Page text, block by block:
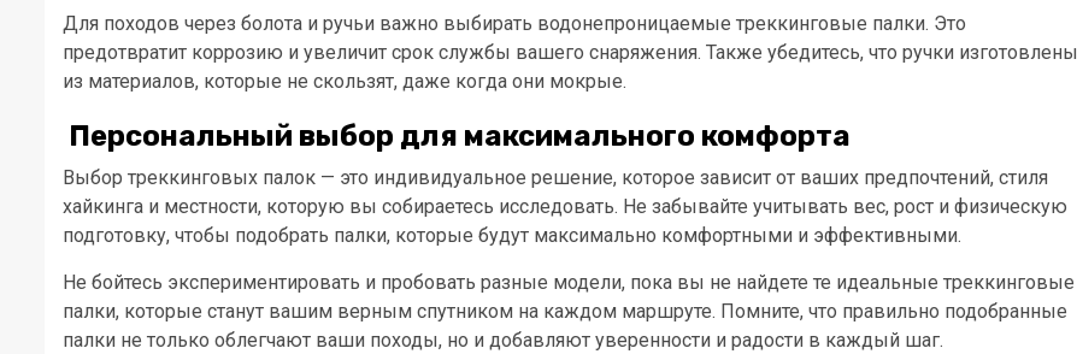
Для походов через болота и ручьи важно выбирать водонепроницаемые треккинговые палки. Это
предотвратит коррозию и увеличит срок службы вашего снаряжения. Также убедитесь, что ручки изготовлены
из материалов, которые не скользят, даже когда они мокрые.
Персональный выбор для максимального комфорта
Выбор треккинговых палок — это индивидуальное решение, которое зависит от ваших предпочтений, стиля
хайкинга и местности, которую вы собираетесь исследовать. Не забывайте учитывать вес, рост и физическую
подготовку, чтобы подобрать палки, которые будут максимально комфортными и эффективными.
Не бойтесь экспериментировать и пробовать разные модели, пока вы не найдете те идеальные треккинговые
палки, которые станут вашим верным спутником на каждом маршруте. Помните, что правильно подобранные
палки не только облегчают ваши походы, но и добавляют уверенности и радости в каждый шаг.